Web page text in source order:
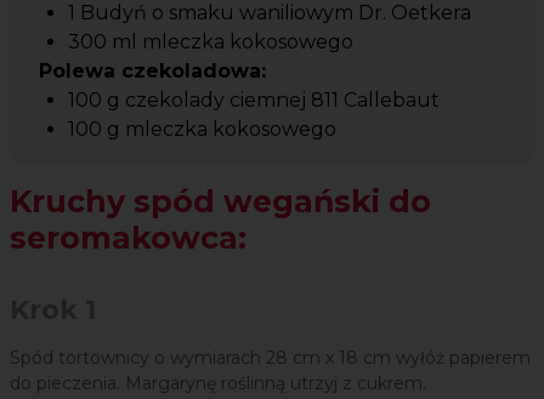
1 Budyń o smaku waniliowym Dr. Oetkera
300 ml mleczka kokosowego
Polewa czekoladowa:
100 g czekolady ciemnej 811 Callebaut
100 g mleczka kokosowego
Kruchy spód wegański do
seromakowca:
Spód tortownicy o wymiarach 28 cm x 18 cm wyłóż papierem
do pieczenia. Margarynę roślinną utrzyj z cukrem.